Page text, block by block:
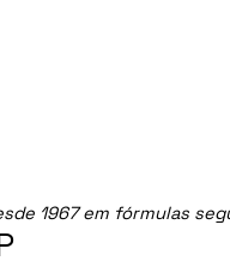
1967 em fórmulas